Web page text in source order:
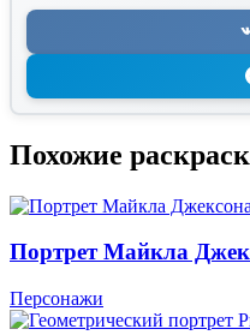
Похожие
Портрет Майкла
Персонажи